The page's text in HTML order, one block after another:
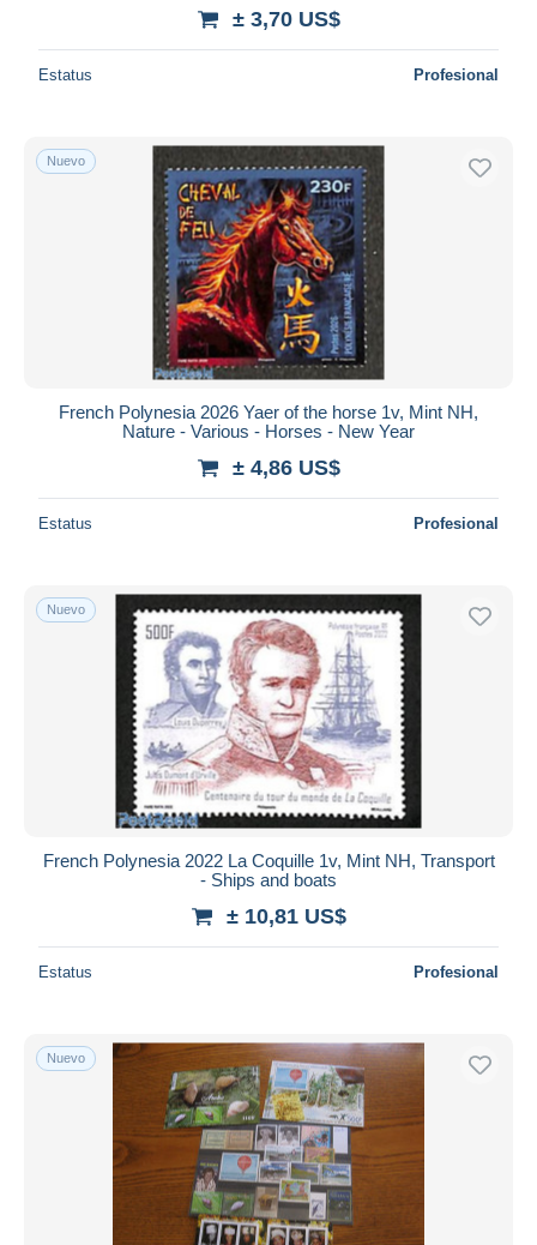
± 3,70 US$
Estatus Profesional
Nuevo
French Polynesia 2026 Yaer of the horse 1v, Mint NH,
Nature - Various - Horses - New Year
± 4,86 US$
Estatus Profesional
Nuevo
French Polynesia 2022 La Coquille 1v, Mint NH, Transport
- Ships and boats
± 10,81 US$
Estatus Profesional
Nuevo